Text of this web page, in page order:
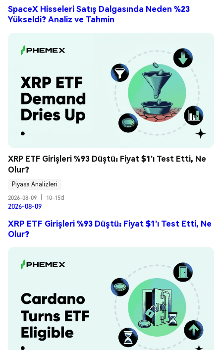
SpaceX Hisseleri Satış Dalgasında Neden %23
Yükseldi? Analiz ve Tahmin
XRP ETF Girişleri %93 Düştü: Fiyat $1'ı Test Etti, Ne
Olur?
Piyasa Analizleri
2026-08-09
10-15d
2026-08-09
XRP ETF Girişleri %93 Düştü: Fiyat $1'ı Test Etti, Ne
Olur?